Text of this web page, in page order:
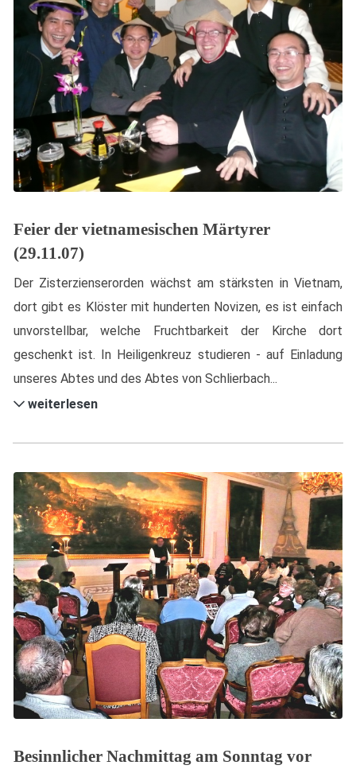
Feier der vietnamesischen Märtyrer
(29.11.07)
Der Zisterzienserorden wächst am stärksten in Vietnam,
dort gibt es Klöster mit hunderten Novizen, es ist einfach
unvorstellbar, welche Fruchtbarkeit der Kirche dort
geschenkt ist. In Heiligenkreuz studieren - auf Einladung
unseres Abtes und des Abtes von Schlierbach...
weiterlesen
Besinnlicher Nachmittag am Sonntag vor